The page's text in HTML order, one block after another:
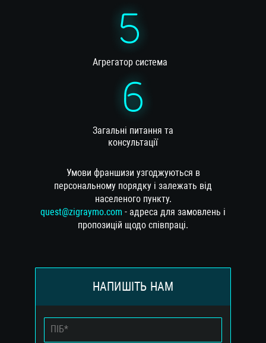
Агрегатор система
Загальні питання та
консультації
Умови франшизи узгоджуються в
персональному порядку і залежать від
населеного пункту.
quest@zigraymo.com - адреса для замовлень і
пропозицій щодо співпраці.
НАПИШІТЬ НАМ